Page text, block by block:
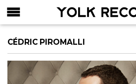
CÉDRIC PIROMALLI